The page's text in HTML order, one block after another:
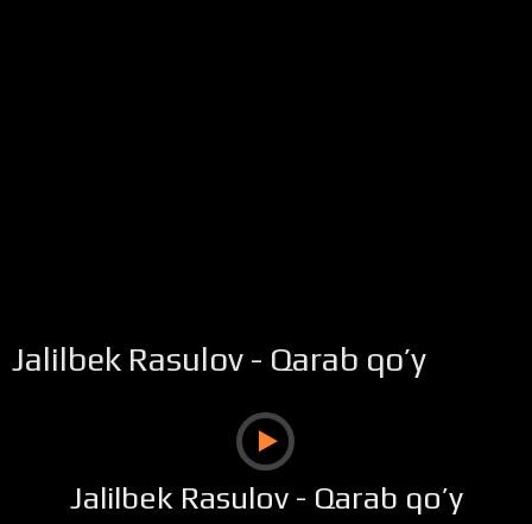
Jalilbek Rasulov - Qarab qo’y
Jalilbek Rasulov - Qarab qo’y